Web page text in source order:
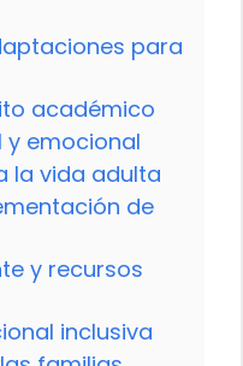
para
académico
y emocional
la vida adulta
de
y recursos
inclusiva